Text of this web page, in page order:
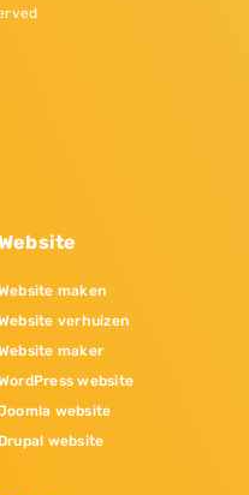
maken
verhuizen
maker
website
website
Drupal website